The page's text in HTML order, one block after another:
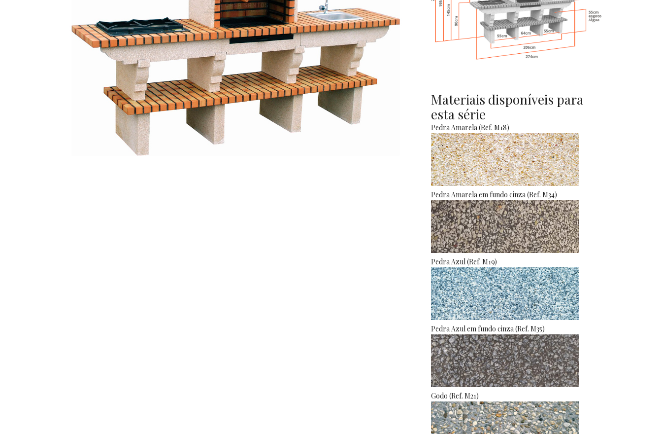
Materiais disponíveis para
esta série
Pedra Amarela (Ref. M18)
Pedra Amarela em fundo cinza (Ref. M34)
Pedra Azul (Ref. M19)
Pedra Azul em fundo cinza (Ref. M35)
Godo (Ref. M21)